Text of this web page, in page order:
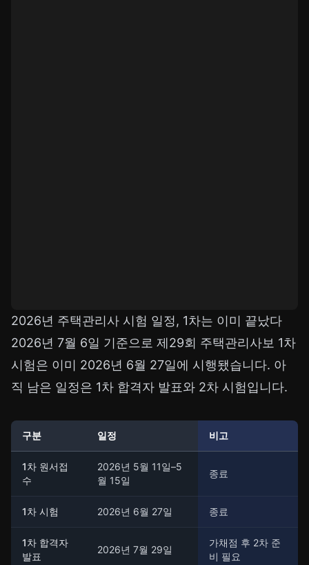
2026년 주택관리사 시험 일정, 1차는 이미 끝났다
2026년 7월 6일 기준으로 제29회 주택관리사보 1차
시험은 이미 2026년 6월 27일에 시행됐습니다. 아
직 남은 일정은 1차 합격자 발표와 2차 시험입니다.
구분 일정 비고
1차 원서접
수
2026년 5월 11일–5
월 15일
종료
1차 시험 2026년 6월 27일 종료
1차 합격자
발표
2026년 7월 29일
가채점 후 2차 준
비 필요